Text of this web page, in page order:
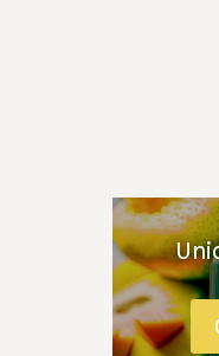
M. Micallef
Maison
Maison Crivelli
Maison
Maison